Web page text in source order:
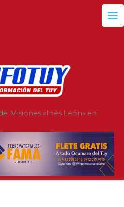
Misiones «Inés León» en